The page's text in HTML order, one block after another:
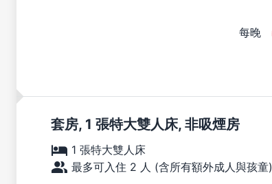
每晚
套房, 1 張特大雙人床, 非吸煙房
1 張特大雙人床
最多可入住 2 人 (含所有額外成人與孩童)